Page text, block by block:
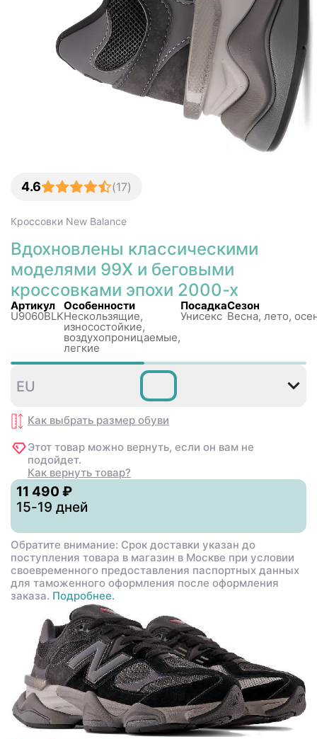
4.6 (17)
Кроссовки New Balance
Вдохновлены классическими
моделями 99X и беговыми
кроссовками эпохи 2000-х
Артикул
U9060BLK
Особенности
Нескользящиe,
износостойкие,
воздухопроницаемые,
легкие
Посадка
Унисекс
Сезон
Весна, лето,
,5
EU
Как выбрать размер обуви
Этот товар можно вернуть, если он вам не
подойдет.
Как вернуть товар?
11 490 ₽
15-19 дней
Обратите внимание: Срок доставки указан до
поступления товара в магазин в Москве при условии
своевременного предоставления паспортных данных
для таможенного оформления после оформления
заказа. Подробнее.